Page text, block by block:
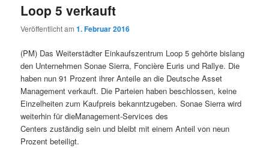
Loop 5 verkauft
Veröffentlicht am1. Februar 2016
(PM) Das Weiterstädter Einkaufszentrum Loop 5 gehörte bislang
den Unternehmen Sonae Sierra, Foncière Euris und Rallye. Die
haben nun 91 Prozent ihrer Anteile an die Deutsche Asset
Management verkauft. Die Parteien haben beschlossen, keine
Einzelheiten zum Kaufpreis bekanntzugeben. Sonae Sierra wird
weiterhin für dieManagement-Services des
Centers zuständig sein und bleibt mit einem Anteil von neun
Prozent beteiligt.